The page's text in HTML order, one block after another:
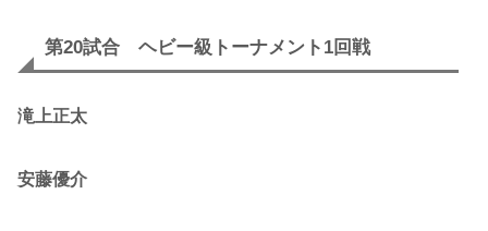
第20試合 ヘビー級トーナメント1回戦
滝上正太
安藤優介